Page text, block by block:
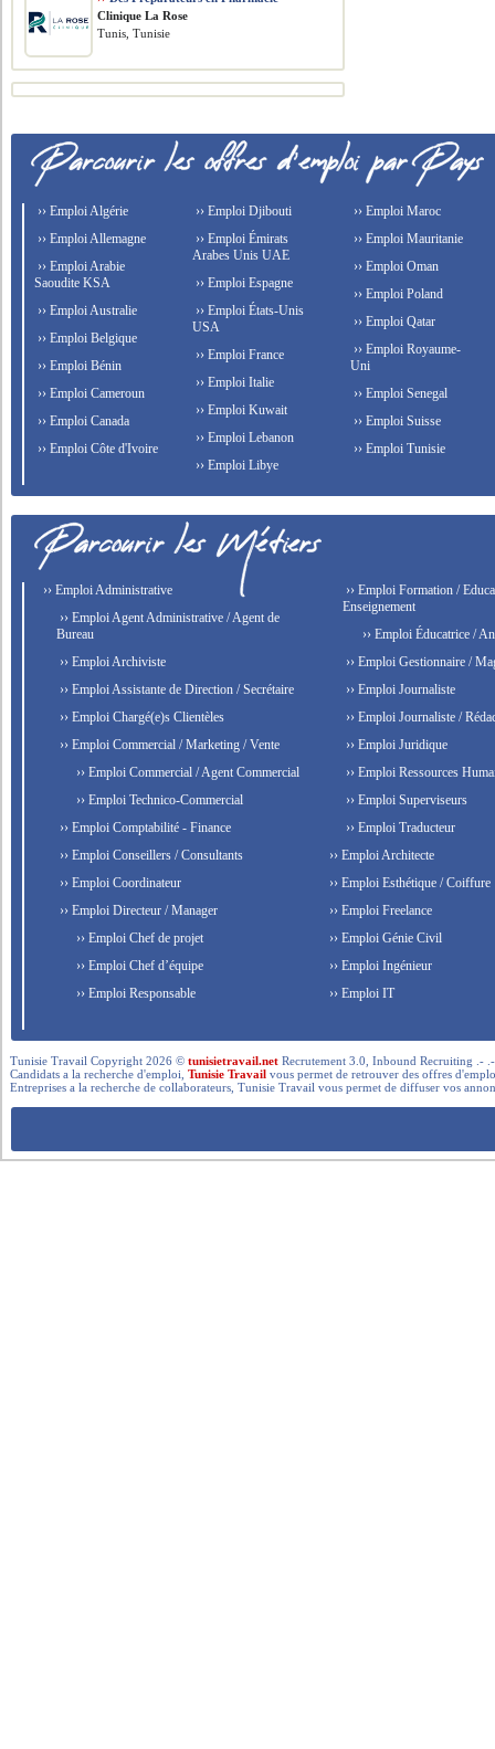
Clinique La Rose
Tunis, Tunisie
›› Emploi Algérie
›› Emploi Allemagne
›› Emploi Arabie
Saoudite KSA
›› Emploi Australie
›› Emploi Belgique
›› Emploi Bénin
›› Emploi Cameroun
›› Emploi Canada
›› Emploi Côte d'Ivoire
›› Emploi Djibouti
›› Emploi Émirats
Arabes Unis UAE
›› Emploi Espagne
›› Emploi États-Unis
USA
›› Emploi France
›› Emploi Italie
›› Emploi Kuwait
›› Emploi Lebanon
›› Emploi Libye
›› Emploi Maroc
›› Emploi Mauritanie
›› Emploi Oman
›› Emploi Poland
›› Emploi Qatar
›› Emploi Royaume-
Uni
›› Emploi Senegal
›› Emploi Suisse
›› Emploi Tunisie
›› Emploi Administrative
›› Emploi Agent Administrative / Agent de
Bureau
›› Emploi Archiviste
›› Emploi Assistante de Direction / Secrétaire
›› Emploi Chargé(e)s Clientèles
›› Emploi Commercial / Marketing / Vente
›› Emploi Commercial / Agent Commercial
›› Emploi Technico-Commercial
›› Emploi Comptabilité - Finance
›› Emploi Conseillers / Consultants
›› Emploi Coordinateur
›› Emploi Directeur / Manager
›› Emploi Chef de projet
›› Emploi Chef d’équipe
›› Emploi Responsable
›› Emploi Formation /
Enseignement
›› Emploi Éducatrice /
›› Emploi Gestionnaire /
›› Emploi Journaliste
›› Emploi Journaliste /
›› Emploi Juridique
›› Emploi Ressources
›› Emploi Superviseurs
›› Emploi Traducteur
›› Emploi Architecte
›› Emploi Esthétique / Coiffure
›› Emploi Freelance
›› Emploi Génie Civil
›› Emploi Ingénieur
›› Emploi IT
Tunisie Travail Copyright 2026 ©tunisietravail.net Recrutement 3.0, Inbound Recruiting .-
Candidats a la recherche d'emploi,Tunisie Travail vous permet de retrouver des offres
Entreprises a la recherche de collaborateurs, Tunisie Travail vous permet de diffuser vos